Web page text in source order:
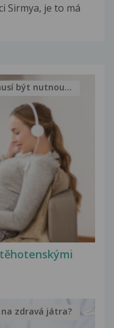
Sirmya, je to má
těhotenskými
být nutnou...
na zdravá játra?